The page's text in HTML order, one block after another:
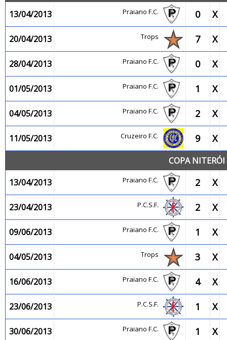
13/04/2013
Praiano F.C. 0 X
20/04/2013 Trops 7 X
28/04/2013 Praiano F.C. 0 X
01/05/2013 Praiano F.C. 1 X
04/05/2013 Praiano F.C. 2 X
11/05/2013 Cruzeiro F.C. 9 X
COPA
13/04/2013
Praiano F.C. 2 X
23/04/2013 P.C.S.F. 2 X
09/06/2013 Praiano F.C. 1 X
04/05/2013 Trops 3 X
16/06/2013 Praiano F.C. 4 X
23/06/2013 P.C.S.F. 1 X
30/06/2013 Praiano F.C. 1 X